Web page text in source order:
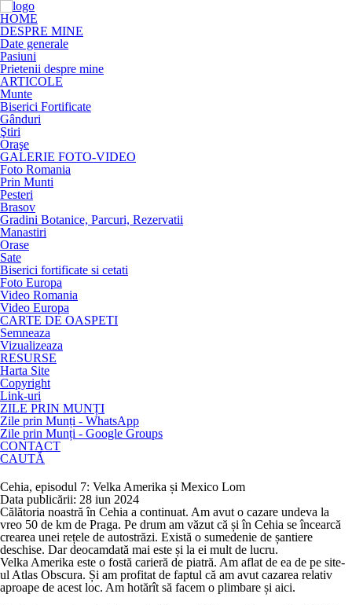
HOME
DESPRE MINE
Date generale
Pasiuni
Prietenii despre mine
ARTICOLE
Munte
Biserici Fortificate
Gânduri
Ştiri
Oraşe
GALERIE FOTO-VIDEO
Foto Romania
Prin Munti
Pesteri
Brasov
Gradini Botanice, Parcuri, Rezervatii
Manastiri
Orase
Sate
Biserici fortificate si cetati
Foto Europa
Video Romania
Video Europa
CARTE DE OASPETI
Semneaza
Vizualizeaza
RESURSE
Harta Site
Copyright
Link-uri
ZILE PRIN MUNȚI
Zile prin Munți - WhatsApp
Zile prin Munți - Google Groups
CONTACT
CAUTĂ
Cehia, episodul 7: Velka Amerika și Mexico Lom
Data publicării: 28 iun 2024
Călătoria noastră în Cehia a continuat. Am avut o cazare undeva la
vreo 50 de km de Praga. Pe drum am văzut că și în Cehia se încearcă
crearea unei rețele de autostrăzi. Există o sumedenie de șantiere
deschise. Dar deocamdată mai este și la ei mult de lucru.
Velka Amerika este o fostă carieră de piatră. Am aflat de ea de pe site-
ul Atlas Obscura. Și am profitat de faptul că am avut cazarea relativ
aproape de acest loc. Am hotărît să facem o plimbare și aici.